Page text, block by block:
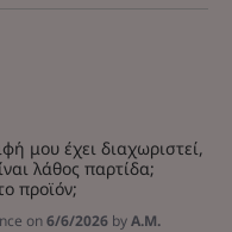
μου έχει διαχωριστεί,
λάθος παρτίδα;
προϊόν;
on6/6/2026 byA.M.